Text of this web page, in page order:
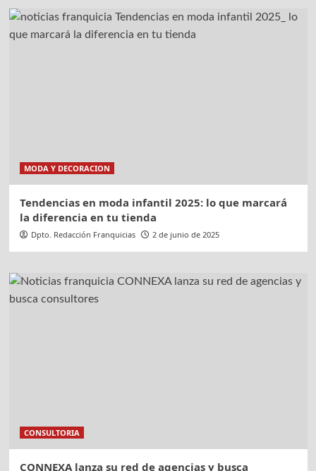
MODA Y DECORACION
Tendencias en moda infantil 2025: lo que marcará
la diferencia en tu tienda
Dpto. Redacción Franquicias 2 de junio de 2025
CONSULTORIA
CONNEXA lanza su red de agencias y busca